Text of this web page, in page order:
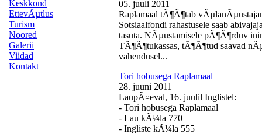
Keskkond
EttevÃµtlus
Turism
Noored
Galerii
Viidad
Kontakt
05. juuli 2011
Raplamaal tÃ¶Ã¶tab
Sotsiaalfondi rahastusele saab
tasuta. NÃµustamisele pÃ¶Ã¶rduv
TÃ¶Ã¶tukassas, tÃ¶Ã¶tud saavad
vahendusel...
Tori hobusega Raplamaal
28. juuni 2011
LaupÃ¤eval, 16. juulil Inglistel:
- Tori hobusega Raplamaal
- Lau kÃ¼la 770
- Ingliste kÃ¼la 555